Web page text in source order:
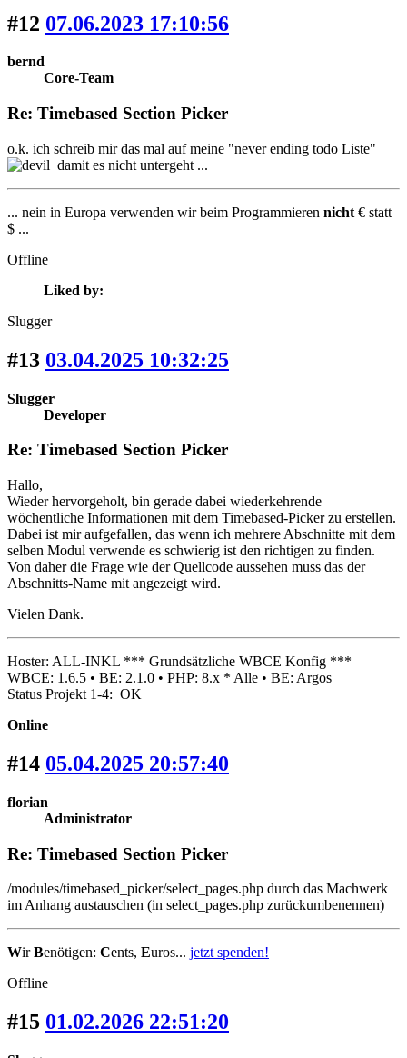
#12 07.06.2023 17:10:56
bernd
Core-Team
Re: Timebased Section Picker
o.k. ich schreib mir das mal auf meine "never ending todo Liste"
damit es nicht untergeht ...
... nein in Europa verwenden wir beim Programmieren nicht € statt
$ ...
Offline
Liked by:
Slugger
#13 03.04.2025 10:32:25
Slugger
Developer
Re: Timebased Section Picker
Hallo,
Wieder hervorgeholt, bin gerade dabei wiederkehrende
wöchentliche Informationen mit dem Timebased-Picker zu erstellen.
Dabei ist mir aufgefallen, das wenn ich mehrere Abschnitte mit dem
selben Modul verwende es schwierig ist den richtigen zu finden.
Von daher die Frage wie der Quellcode aussehen muss das der
Abschnitts-Name mit angezeigt wird.
Vielen Dank.
Hoster: ALL-INKL *** Grundsätzliche WBCE Konfig ***
WBCE: 1.6.5 • BE: 2.1.0 • PHP: 8.x * Alle • BE: Argos
Status Projekt 1-4: OK
Online
#14 05.04.2025 20:57:40
florian
Administrator
Re: Timebased Section Picker
/modules/timebased_picker/select_pages.php durch das Machwerk
im Anhang austauschen (in select_pages.php zurückumbenennen)
WirBenötigen: Cents, Euros... jetzt spenden!
Offline
#15 01.02.2026 22:51:20